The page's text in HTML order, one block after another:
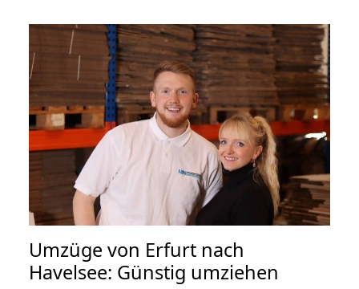
Umzüge von Erfurt nach
Havelsee: Günstig umziehen